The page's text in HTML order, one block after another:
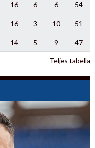
16 6 6 54
16 3 10 51
14 5 9 47
Teljes tabella